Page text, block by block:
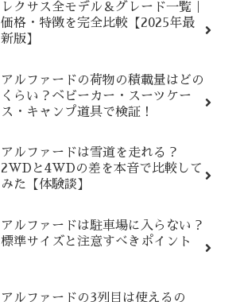
レクサス全モデル＆グレード一覧｜
価格・特徴を完全比較【2025年最
新版】
アルファードの荷物の積載量はどの
くらい？ベビーカー・スーツケー
ス・キャンプ道具で検証！
アルファードは雪道を走れる？
2WDと4WDの差を本音で比較して
みた【体験談】
アルファードは駐車場に入らない？
標準サイズと注意すべきポイント
アルファードの3列目は使えるの